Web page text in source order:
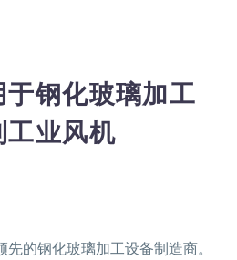
钢化玻璃加工
工业风机
的钢化玻璃加工设备制造商。